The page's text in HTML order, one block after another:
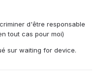
d'être responsable
tout cas pour moi)
sur waiting for device.